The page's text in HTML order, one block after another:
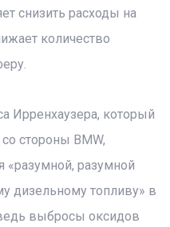
снизить расходы на
количество
Ирренхаузера, который
стороны BMW,
«разумной, разумной
дизельному топливу» в
выбросы оксидов